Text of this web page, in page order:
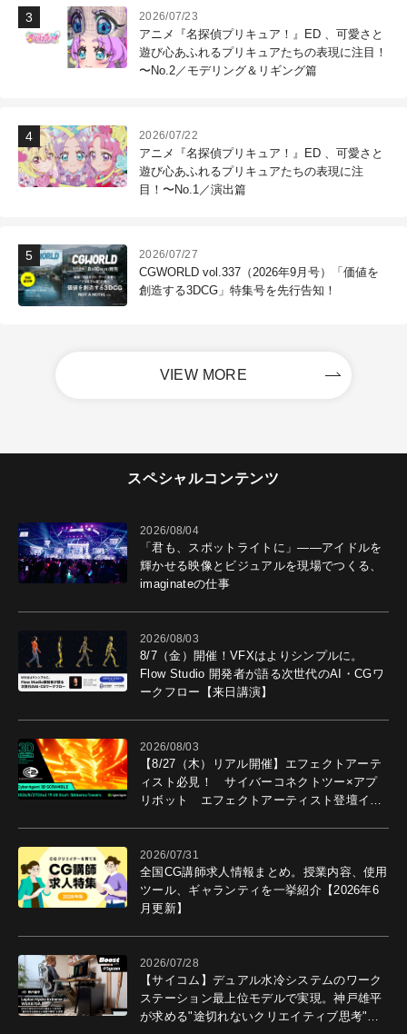
2026/07/23
アニメ『名探偵プリキュア！』ED 、可愛さと
遊び心あふれるプリキュアたちの表現に注目！
〜No.2／モデリング＆リギング篇
2026/07/22
アニメ『名探偵プリキュア！』ED 、可愛さと
遊び心あふれるプリキュアたちの表現に注
目！〜No.1／演出篇
2026/07/27
CGWORLD vol.337（2026年9月号）「価値を
創造する3DCG」特集号を先行告知！
VIEW MORE
スペシャルコンテンツ
2026/08/04
「君も、スポットライトに」――アイドルを
輝かせる映像とビジュアルを現場でつくる、
imaginateの仕事
2026/08/03
8/7（金）開催！VFXはよりシンプルに。
Flow Studio 開発者が語る次世代のAI・CGワ
ークフロー【来日講演】
2026/08/03
【8/27（木）リアル開催】エフェクトアーテ
ィスト必見！ サイバーコネクトツー×アプ
リボット エフェクトアーティスト登壇イベ
2026/07/31
全国CG講師求人情報まとめ。授業内容、使用
ツール、ギャランティを一挙紹介【2026年6
月更新】
2026/07/28
【サイコム】デュアル水冷システムのワーク
ステーション最上位モデルで実現。神戸雄平
が求める"途切れないクリエイティブ思考"｜